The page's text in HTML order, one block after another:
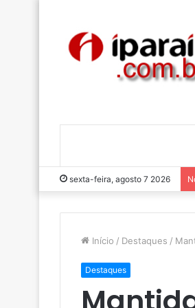
sexta-feira, agosto 7 2026
Início / Destaques /
Destaques